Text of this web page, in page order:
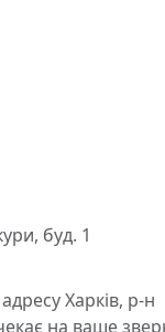
буд. 1
Харків, р-н
на ваше